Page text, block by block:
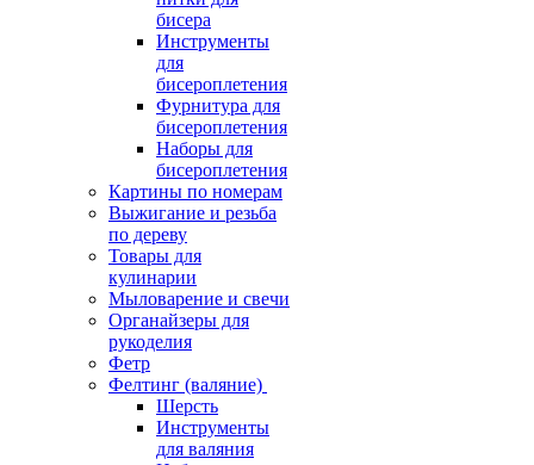
бисера
Инструменты
для
бисероплетения
Фурнитура для
бисероплетения
Наборы для
бисероплетения
Картины по номерам
Выжигание и резьба
по дереву
Товары для
кулинарии
Мыловарение и свечи
Органайзеры для
рукоделия
Фетр
Фелтинг (валяние)
Шерсть
Инструменты
для валяния